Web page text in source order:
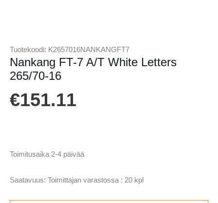
Tuotekoodi: K2657016NANKANGFT7
Nankang FT-7 A/T White Letters
265/70-16
€151.11
Toimitusaika 2-4 päivää
Saatavuus: Toimittajan varastossa : 20 kpl